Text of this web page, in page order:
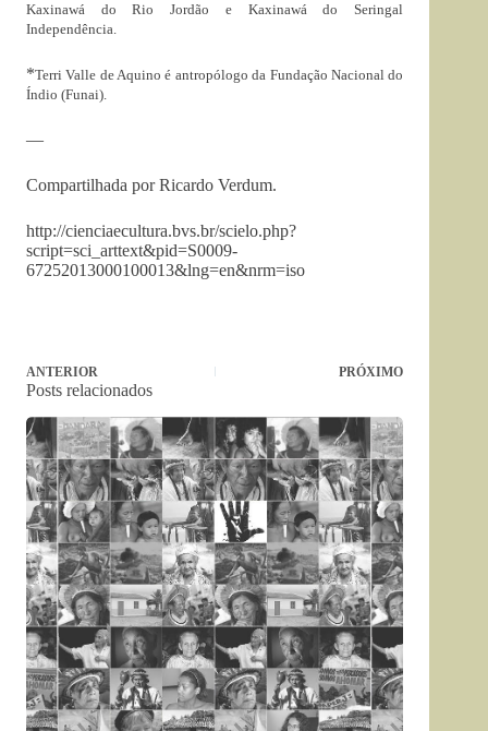
Kaxinawá do Rio Jordão e Kaxinawá do Seringal
Independência.
*Terri Valle de Aquino é antropólogo da Fundação Nacional do
Índio (Funai).
—
Compartilhada por Ricardo Verdum.
http://cienciaecultura.bvs.br/scielo.php?
script=sci_arttext&pid=S0009-
67252013000100013&lng=en&nrm=iso
ANTERIOR PRÓXIMO
Posts relacionados